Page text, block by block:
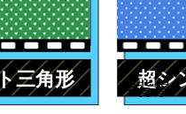
三角形 #背景
超シ